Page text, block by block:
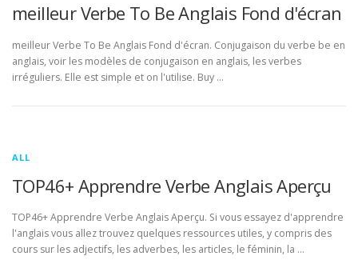
meilleur Verbe To Be Anglais Fond d'écran
meilleur Verbe To Be Anglais Fond d'écran. Conjugaison du verbe be en
anglais, voir les modèles de conjugaison en anglais, les verbes
irréguliers. Elle est simple et on l'utilise. Buy …
ALL
TOP46+ Apprendre Verbe Anglais Aperçu
TOP46+ Apprendre Verbe Anglais Aperçu. Si vous essayez d'apprendre
l'anglais vous allez trouvez quelques ressources utiles, y compris des
cours sur les adjectifs, les adverbes, les articles, le féminin, la …